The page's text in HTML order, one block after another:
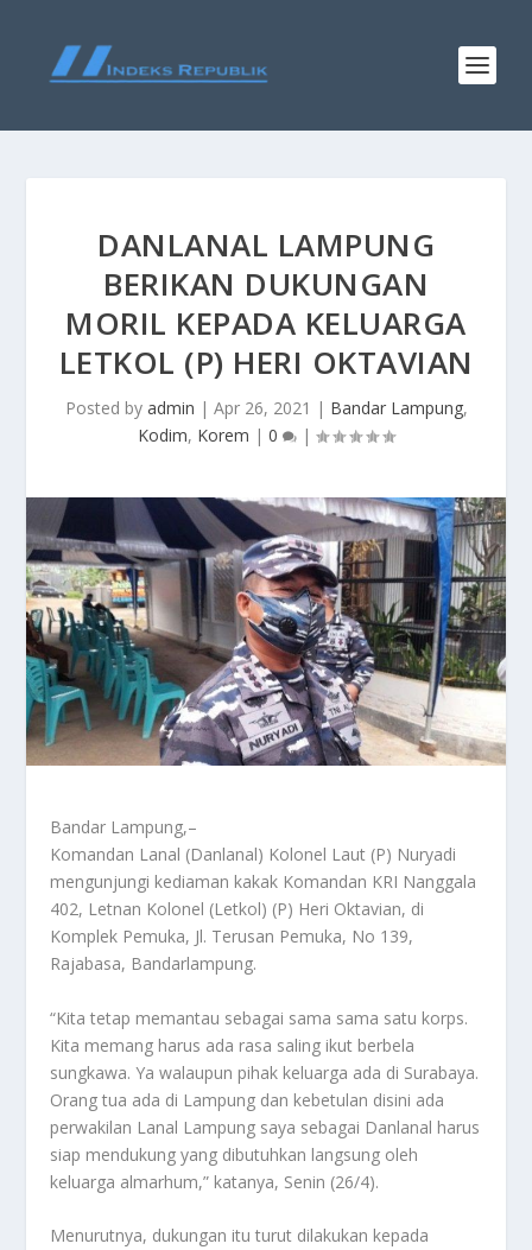
DANLANAL LAMPUNG
BERIKAN DUKUNGAN
MORIL KEPADA KELUARGA
LETKOL (P) HERI OKTAVIAN
Posted by admin | Apr 26, 2021 | Bandar Lampung,
Kodim, Korem | 0 |
Bandar Lampung,–
Komandan Lanal (Danlanal) Kolonel Laut (P) Nuryadi
mengunjungi kediaman kakak Komandan KRI Nanggala
402, Letnan Kolonel (Letkol) (P) Heri Oktavian, di
Komplek Pemuka, Jl. Terusan Pemuka, No 139,
Rajabasa, Bandarlampung.
“Kita tetap memantau sebagai sama sama satu korps.
Kita memang harus ada rasa saling ikut berbela
sungkawa. Ya walaupun pihak keluarga ada di Surabaya.
Orang tua ada di Lampung dan kebetulan disini ada
perwakilan Lanal Lampung saya sebagai Danlanal harus
siap mendukung yang dibutuhkan langsung oleh
keluarga almarhum,” katanya, Senin (26/4).
Menurutnya, dukungan itu turut dilakukan kepada